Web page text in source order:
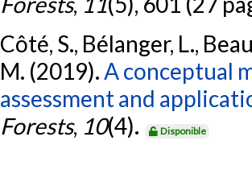
Côté, S., Bélanger, L.,
M. (2019).A conceptual
assessment and
Forests, 10(4). Disponible